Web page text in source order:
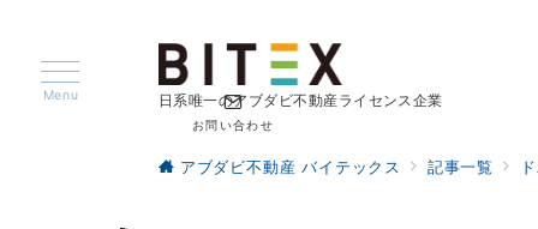
日系唯一のアブダビ不動産ライセンス企業
お問い合わせ
アブダビ不動産 バイテックス 記事一覧
Menu